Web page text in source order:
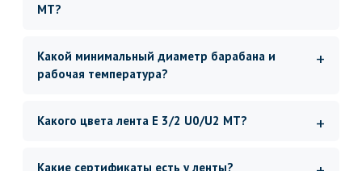
MT?
Какой минимальный диаметр барабана и
рабочая температура?
Какого цвета лента E 3/2 U0/U2 MT?
Какие сертификаты есть у ленты?